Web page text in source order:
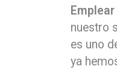
nuestro
es uno
ya